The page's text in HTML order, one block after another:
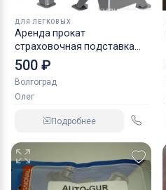
ДЛЯ ЛЕГКОВЫХ
Аренда прокат
страховочная подставка
NORDBERG 2 т
500 ₽
Волгоград
Олег
Подробнее